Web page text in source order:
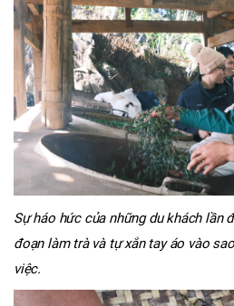
Sự háo hức của những du khách lần
đoạn làm trà và tự xắn tay áo vào
việc.